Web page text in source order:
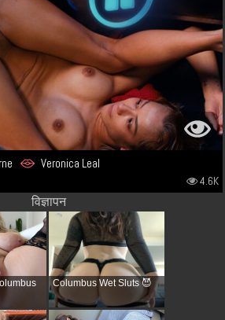
Veronica Leal
4.6K
विज्ञापन
Columbus Wet Sluts 😈